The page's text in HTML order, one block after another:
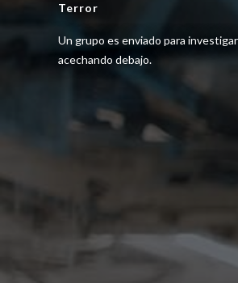
Terror
Un grupo es enviado para
acechando debajo.